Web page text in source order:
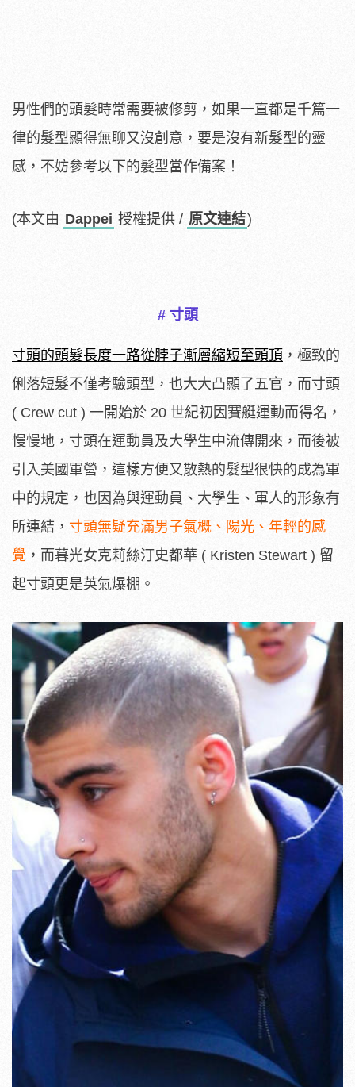
男性們的頭髮時常需要被修剪，如果一直都是千篇一
律的髮型顯得無聊又沒創意，要是沒有新髮型的靈
感，不妨參考以下的髮型當作備案！
(本文由 Dappei 授權提供 / 原文連結)
# 寸頭
寸頭的頭髮長度一路從脖子漸層縮短至頭頂 ，極致的
俐落短髮不僅考驗頭型，也大大凸顯了五官，而寸頭
( Crew cut ) 一開始於 20 世紀初因賽艇運動而得名，
慢慢地，寸頭在運動員及大學生中流傳開來，而後被
引入美國軍營，這樣方便又散熱的髮型很快的成為軍
中的規定，也因為與運動員、大學生、軍人的形象有
所連結， 寸頭無疑充滿男子氣概、陽光、年輕的感
覺 ，而暮光女克莉絲汀史都華 ( Kristen Stewart ) 留
起寸頭更是英氣爆棚。